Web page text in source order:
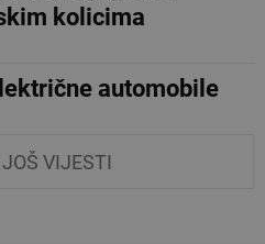
kolicima
automobile
VIJESTI